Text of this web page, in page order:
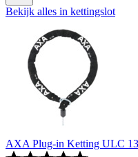
Bekijk alles in kettingslot
AXA Plug-in Ketting ULC